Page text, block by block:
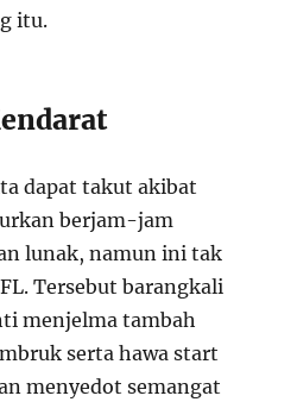
itu.
dapat takut akibat
berjam-jam
lunak, namun ini tak
Tersebut barangkali
menjelma tambah
serta hawa start
menyedot semangat